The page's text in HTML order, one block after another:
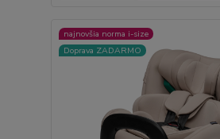
najnovšia norma i-size
Doprava ZADARMO